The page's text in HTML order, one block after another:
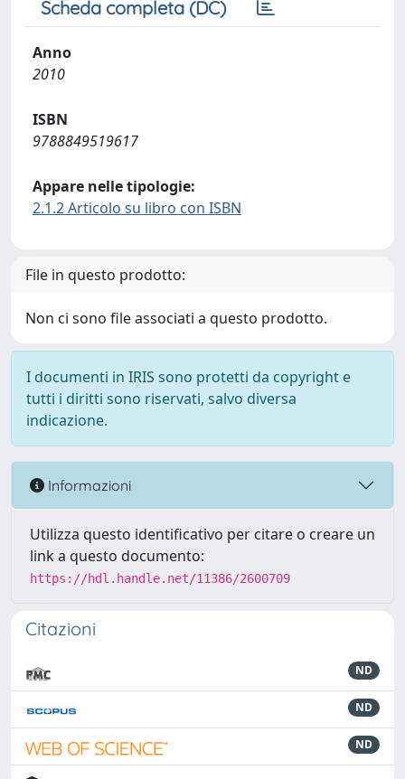
Scheda completa (DC)
Anno
2010
ISBN
9788849519617
Appare nelle tipologie:
2.1.2 Articolo su libro con ISBN
File in questo prodotto:
Non ci sono file associati a questo prodotto.
I documenti in IRIS sono protetti da copyright e
tutti i diritti sono riservati, salvo diversa
indicazione.
Informazioni
Utilizza questo identificativo per citare o creare un
link a questo documento:
https://hdl.handle.net/11386/2600709
Citazioni
ND
ND
ND